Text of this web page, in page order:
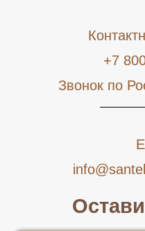
+7
Звонок по